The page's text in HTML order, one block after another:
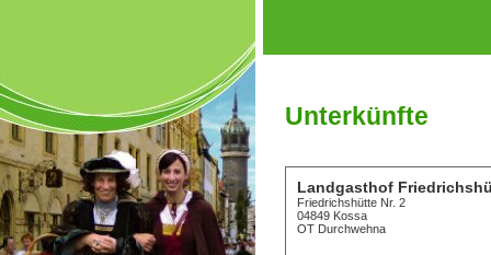
Unterkünfte
Landgasthof
Friedrichshütte Nr. 2
04849 Kossa
OT Durchwehna